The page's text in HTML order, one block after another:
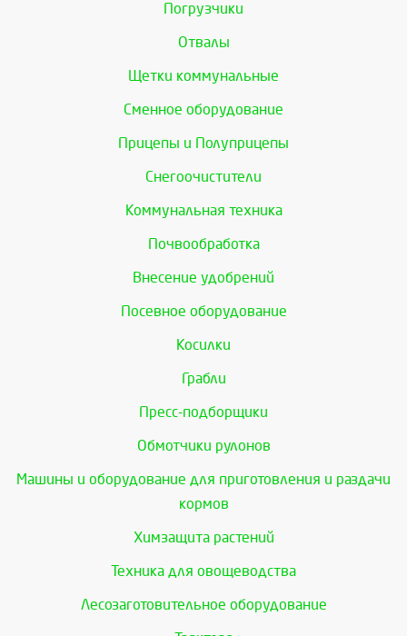
Погрузчики
Отвалы
Щетки коммунальные
Сменное оборудование
Прицепы и Полуприцепы
Снегоочистители
Коммунальная техника
Почвообработка
Внесение удобрений
Посевное оборудование
Косилки
Грабли
Пресс-подборщики
Обмотчики рулонов
Машины и оборудование для приготовления и раздачи
кормов
Химзащита растений
Техника для овощеводства
Лесозаготовительное оборудование